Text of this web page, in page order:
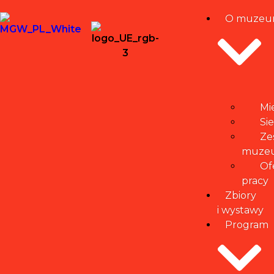
O
pracy
Zbiory
i wystawy
Program